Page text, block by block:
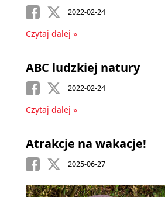
2022-02-24
Czytaj dalej »
ABC ludzkiej natury
2022-02-24
Czytaj dalej »
Atrakcje na wakacje!
2025-06-27